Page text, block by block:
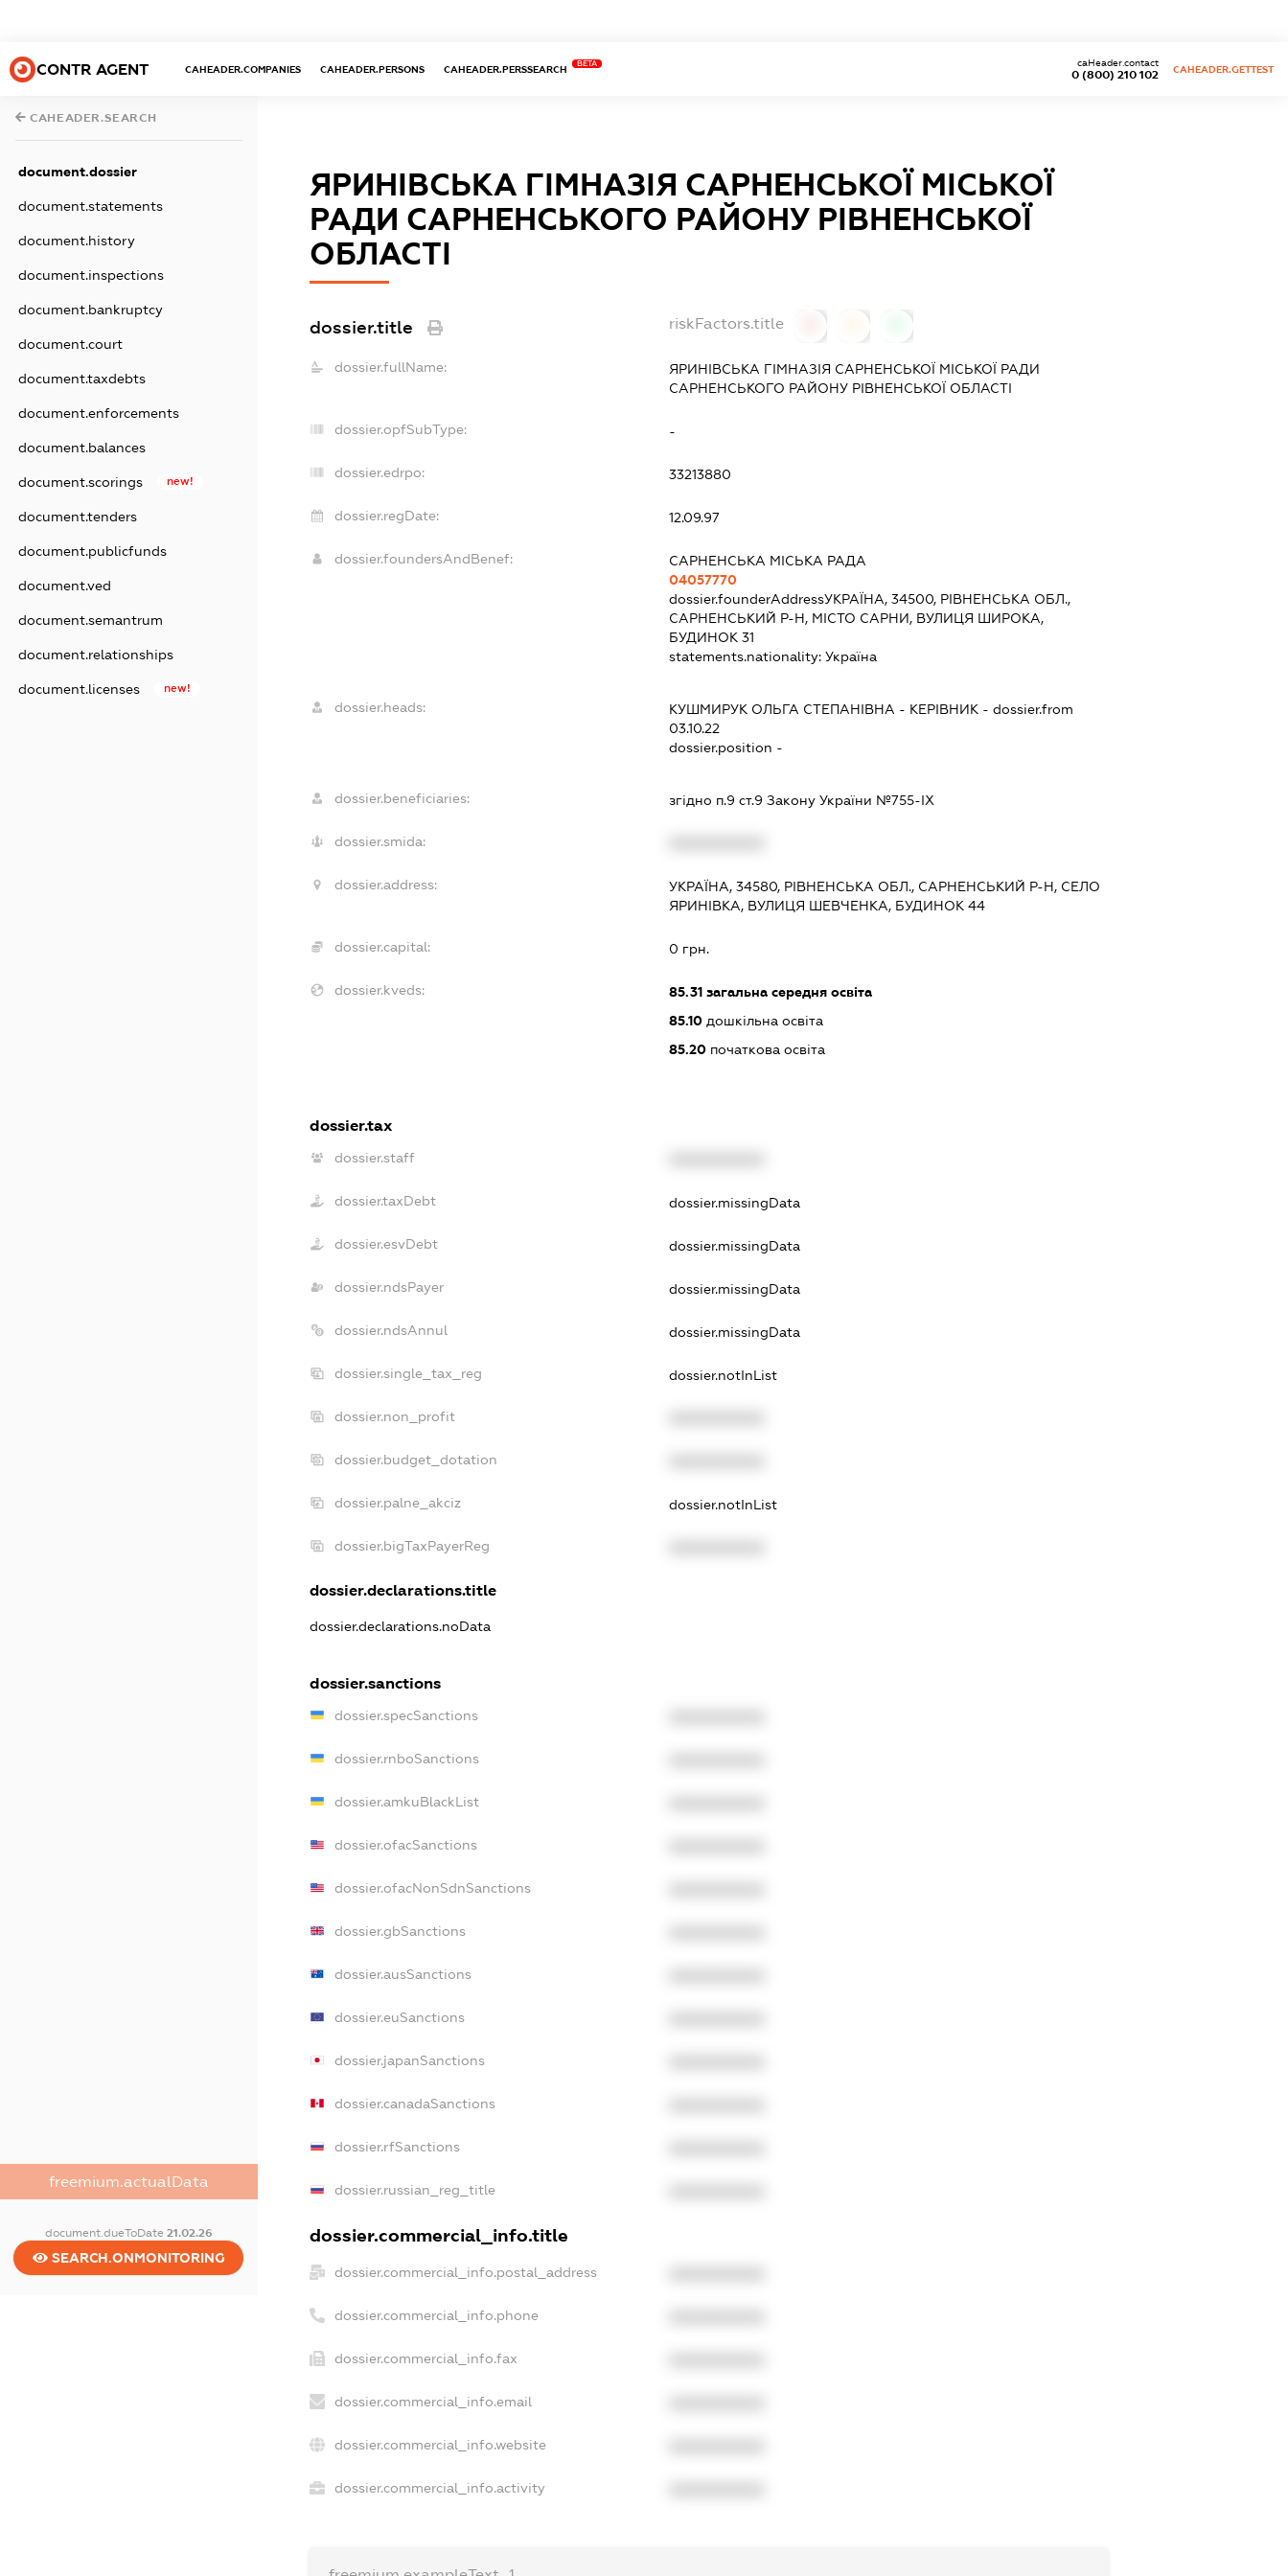
CONTR AGENT CAHEADER.COMPANIES CAHEADER.PERSONS CAHEADER.PERSSEARCH
BETA
0 (800) 210 102
caHeader.contact
CAHEADER.GETTEST
CAHEADER.SEARCH
document.dossier
document.statements
document.history
document.inspections
document.bankruptcy
document.court
document.taxdebts
document.enforcements
document.balances
document.scorings new!
document.tenders
document.publicfunds
document.ved
document.semantrum
document.relationships
document.licenses new!
freemium.actualData
document.dueToDate 21.02.26
SEARCH.ONMONITORING
ЯРИНІВСЬКА ГІМНАЗІЯ САРНЕНСЬКОЇ МІСЬКОЇ
РАДИ САРНЕНСЬКОГО РАЙОНУ РІВНЕНСЬКОЇ
ОБЛАСТІ
dossier.title riskFactors.title
dossier.fullName:
ЯРИНІВСЬКА ГІМНАЗІЯ САРНЕНСЬКОЇ МІСЬКОЇ РАДИ
САРНЕНСЬКОГО РАЙОНУ РІВНЕНСЬКОЇ ОБЛАСТІ
dossier.opfSubType: -
dossier.edrpo: 33213880
dossier.regDate: 12.09.97
dossier.foundersAndBenef:
САРНЕНСЬКА МІСЬКА РАДА
04057770
dossier.founderAddressУКРАЇНА, 34500, РІВНЕНСЬКА ОБЛ.,
САРНЕНСЬКИЙ Р-Н, МІСТО САРНИ, ВУЛИЦЯ ШИРОКА,
БУДИНОК 31
statements.nationality: Україна
dossier.heads: КУШМИРУК ОЛЬГА СТЕПАНІВНА - КЕРІВНИК - dossier.from
03.10.22
dossier.position -
dossier.beneficiaries: згідно п.9 ст.9 Закону України №755-ІХ
dossier.smida:
dossier.address:
УКРАЇНА, 34580, РІВНЕНСЬКА ОБЛ., САРНЕНСЬКИЙ Р-Н, СЕЛО
ЯРИНІВКА, ВУЛИЦЯ ШЕВЧЕНКА, БУДИНОК 44
dossier.capital: 0 грн.
dossier.kveds: 85.31загальна середня освіта
85.10дошкільна освіта
85.20початкова освіта
dossier.tax
dossier.staff
dossier.taxDebt dossier.missingData
dossier.esvDebt dossier.missingData
dossier.ndsPayer dossier.missingData
dossier.ndsAnnul dossier.missingData
dossier.single_tax_reg dossier.notInList
dossier.non_profit
dossier.budget_dotation
dossier.palne_akciz dossier.notInList
dossier.bigTaxPayerReg
dossier.declarations.title
dossier.declarations.noData
dossier.sanctions
dossier.specSanctions
dossier.rnboSanctions
dossier.amkuBlackList
dossier.ofacSanctions
dossier.ofacNonSdnSanctions
dossier.gbSanctions
dossier.ausSanctions
dossier.euSanctions
dossier.japanSanctions
dossier.canadaSanctions
dossier.rfSanctions
dossier.russian_reg_title
dossier.commercial_info.title
dossier.commercial_info.postal_address
dossier.commercial_info.phone
dossier.commercial_info.fax
dossier.commercial_info.email
dossier.commercial_info.website
dossier.commercial_info.activity